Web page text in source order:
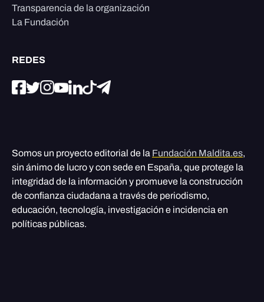
Transparencia de la organización
La Fundación
REDES
Somos un proyecto editorial de la Fundación Maldita.es,
sin ánimo de lucro y con sede en España, que protege la
integridad de la información y promueve la construcción
de confianza ciudadana a través de periodismo,
educación, tecnología, investigación e incidencia en
políticas públicas.